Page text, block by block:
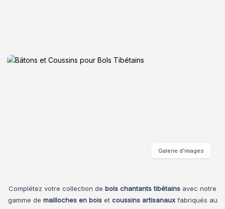
Complétez votre collection de bols chantants tibétains avec notre
gamme de mailloches en boiset coussins artisanauxfabriqués au
Galerie d’images